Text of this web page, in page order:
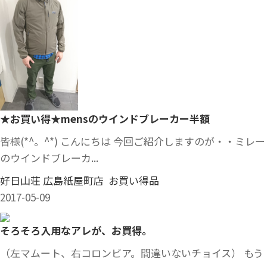
★お買い得★mensのウインドブレーカー半額
皆様(*^。^*) こんにちは 今回ご紹介しますのが・・ミレー
のウインドブレーカ...
好日山荘 広島紙屋町店 お買い得品
2017-05-09
そろそろ入用なアレが、お買得。
（左マムート、右コロンビア。間違いないチョイス） もう